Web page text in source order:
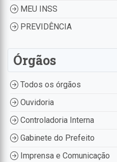
MEU INSS
PREVIDÊNCIA
Órgãos
Todos os órgãos
Ouvidoria
Controladoria Interna
Gabinete do Prefeito
Imprensa e Comunicação